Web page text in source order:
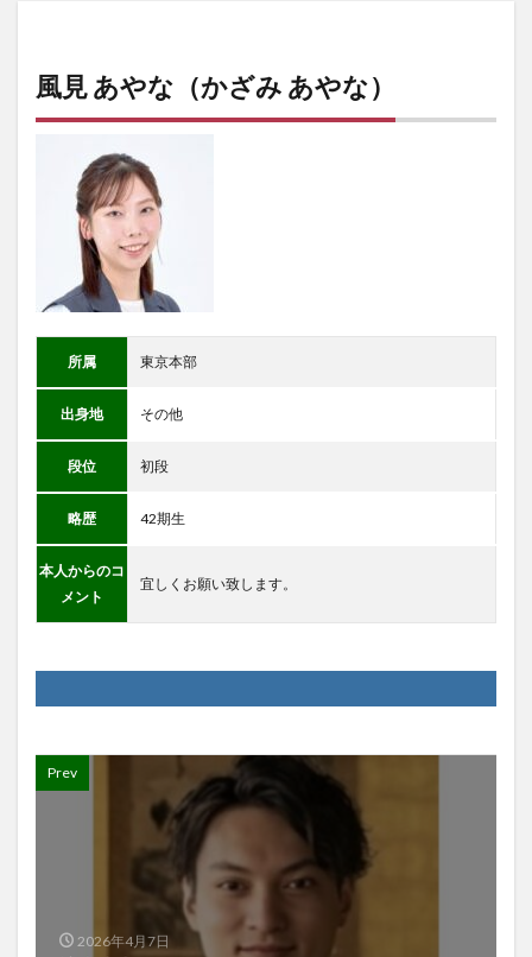
風見 あやな（かざみ あやな）
所属 東京本部
出身地 その他
段位 初段
略歴 42期生
本人からのコ
メント
宜しくお願い致します。
Prev
2026年4月7日